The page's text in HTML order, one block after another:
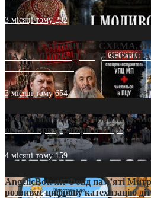
3 місяці тому292
СВЯТІ УХИЛЯНТИ: СХЕМА,
НА «ОФШОР» ДЛЯ
ПАТРІАРХАТУ
3 місяці тому654
«Кейс Тихона» у Тернополі: як
оголив кризу довіри в ПЦУ
4 місяці тому159
AngelicBot: як Фонд пам’яті
розвиває цифрову катехизацію